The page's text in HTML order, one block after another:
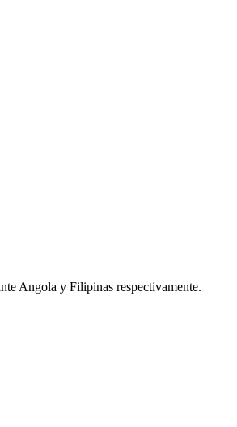
Angola y Filipinas respectivamente.